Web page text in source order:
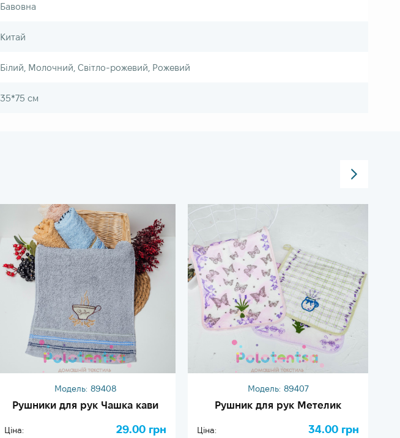
Бавовна
Китай
Білий, Молочний, Світло-рожевий, Рожевий
35*75 см
Модель: 89408
Рушники для рук Чашка кави
Ціна: 29.00 грн
Модель: 89407
Рушник для рук Метелик
Ціна: 34.00 грн